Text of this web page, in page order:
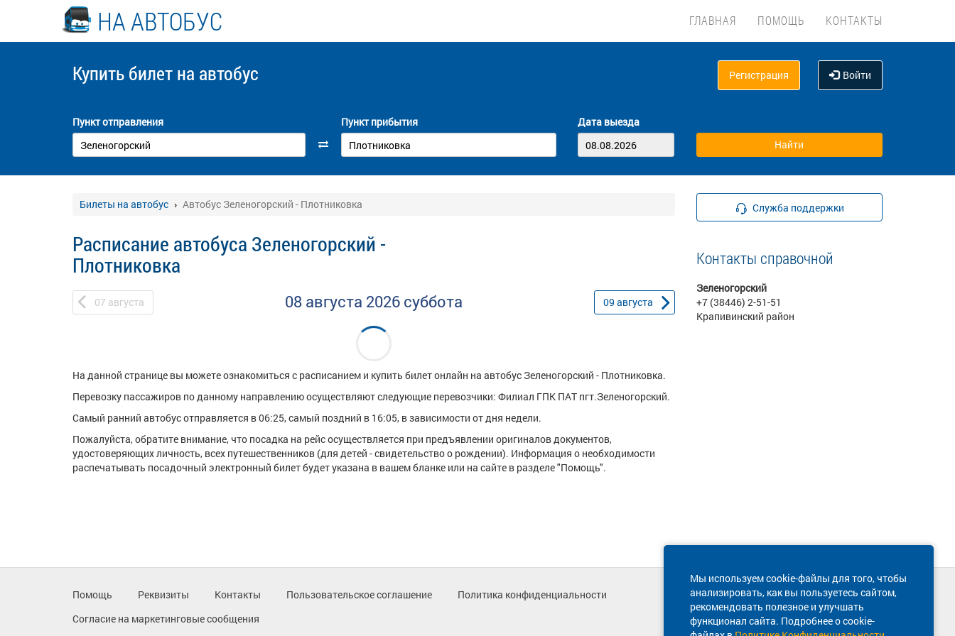
НА АВТОБУС ГЛАВНАЯ ПОМОЩЬ КОНТАКТЫ
Купить билет на автобус Регистрация Войти
Пункт отправления Пункт прибытия Дата выезда
Билеты на автобус Автобус Зеленогорский - Плотниковка
Расписание автобуса Зеленогорский -
Плотниковка
07 августа 08 августа 2026 суббота 09 августа
На данной странице вы можете ознакомиться с расписанием и купить билет онлайн на автобус Зеленогорский - Плотниковка.
Перевозку пассажиров по данному направлению осуществляют следующие перевозчики: Филиал ГПК ПАТ пгт.Зеленогорский.
Самый ранний автобус отправляется в 06:25, самый поздний в 16:05, в зависимости от дня недели.
Пожалуйста, обратите внимание, что посадка на рейс осуществляется при предъявлении оригиналов документов,
удостоверяющих личность, всех путешественников (для детей - свидетельство о рождении). Информация о необходимости
распечатывать посадочный электронный билет будет указана в вашем бланке или на сайте в разделе "Помощь".
Служба поддержки
Контакты справочной
Зеленогорский
+7 (38446) 2-51-51
Крапивинский район
Мы используем cookie-файлы для того, чтобы
анализировать, как вы пользуетесь сайтом,
рекомендовать полезное и улучшать
функционал сайта. Подробнее о cookie-
Помощь Реквизиты Контакты Пользовательское соглашение
Политика конфиденциальности
Согласие на маркетинговые сообщения
Техническая поддержка сайта
8 800 600-03-38